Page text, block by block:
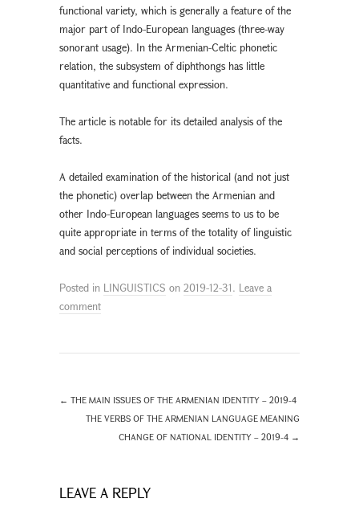
functional variety, which is generally a feature of the
major part of Indo-European languages (three-way
sonorant usage). In the Armenian-Celtic phonetic
relation, the subsystem of diphthongs has little
quantitative and functional expression.
The article is notable for its detailed analysis of the
facts.
A detailed examination of the historical (and not just
the phonetic) overlap between the Armenian and
other Indo-European languages seems to us to be
quite appropriate in terms of the totality of linguistic
and social perceptions of individual societies.
Posted in LINGUISTICS on 2019-12-31. Leave a
comment
← THE MAIN ISSUES OF THE ARMENIAN IDENTITY – 2019-4
THE VERBS OF THE ARMENIAN LANGUAGE MEANING
CHANGE OF NATIONAL IDENTITY – 2019-4 →
LEAVE A REPLY